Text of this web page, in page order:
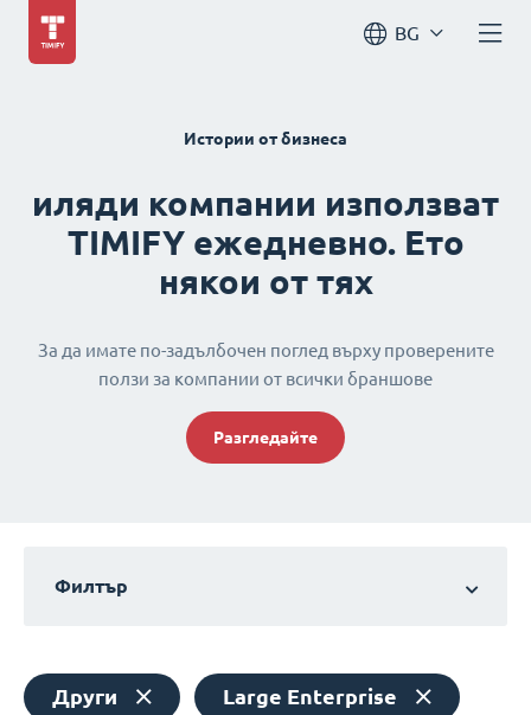
BG
Истории от бизнеса
иляди компании използват
TIMIFY ежедневно. Ето
някои от тях
За да имате по-задълбочен поглед върху проверените
ползи за компании от всички браншове
Разгледайте
Филтър
Други Large Enterprise